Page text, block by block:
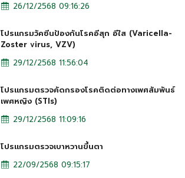
26/12/2568 09:16:26
โปรแกรมวัคซีนป้องกันโรคอีสุก อีใส (Varicella-
Zoster virus, VZV)
29/12/2568 11:56:04
โปรแกรมตรวจคัดกรองโรคติดต่อทางเพศสัมพันธ์
เพศหญิง (STIs)
29/12/2568 11:09:16
โปรแกรมตรวจเบาหวานขึ้นตา
22/09/2568 09:15:17